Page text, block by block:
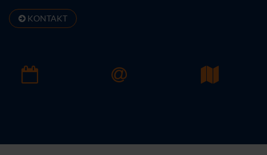
KONTAKT